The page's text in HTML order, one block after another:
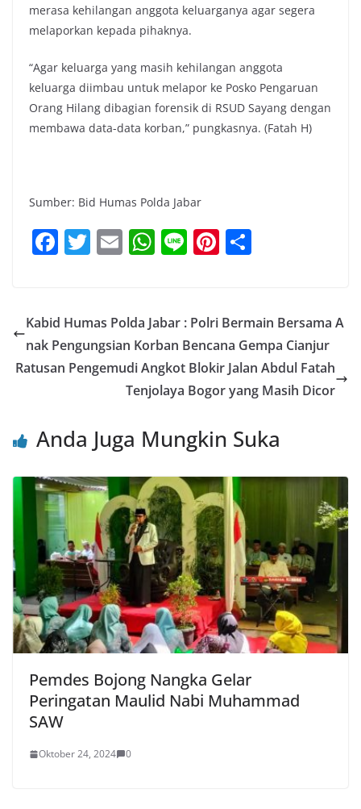
merasa kehilangan anggota keluarganya agar segera
melaporkan kepada pihaknya.
“Agar keluarga yang masih kehilangan anggota
keluarga diimbau untuk melapor ke Posko Pengaruan
Orang Hilang dibagian forensik di RSUD Sayang dengan
membawa data-data korban,” pungkasnya. (Fatah H)
Sumber: Bid Humas Polda Jabar
F
e
b
o
T
er
E
l
W
s
A
p
p
Li Pi
e
st
e
Kabid Humas Polda Jabar : Polri Bermain Bersama A
nak Pengungsian Korban Bencana Gempa Cianjur
Ratusan Pengemudi Angkot Blokir Jalan Abdul Fatah
Tenjolaya Bogor yang Masih Dicor
Anda Juga Mungkin Suka
Pemdes Bojong Nangka Gelar
Peringatan Maulid Nabi Muhammad
SAW
Oktober 24, 2024 0